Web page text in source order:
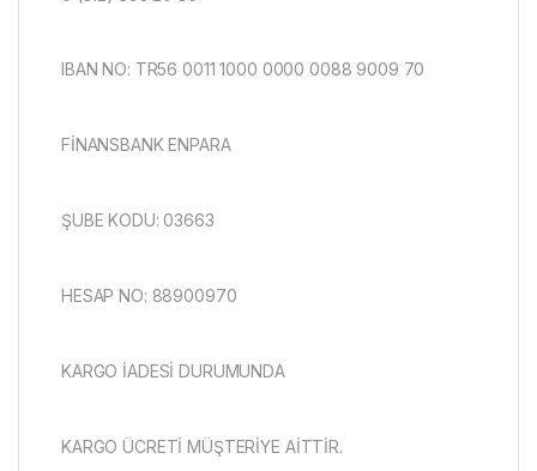
IBAN NO: TR56 0011 1000 0000 0088 9009 70
FİNANSBANK ENPARA
ŞUBE KODU: 03663
HESAP NO: 88900970
KARGO İADESİ DURUMUNDA
KARGO ÜCRETİ MÜŞTERİYE AİTTİR.